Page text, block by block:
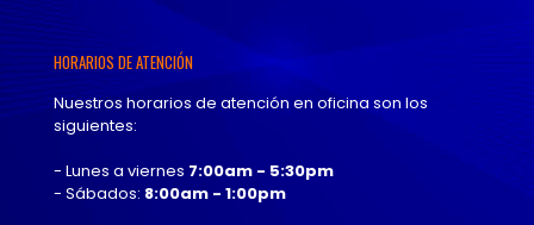
HORARIOS DE ATENCIÓN
Nuestros horarios de atención en oficina son los
siguientes:
- Lunes a viernes 7:00am - 5:30pm
- Sábados: 8:00am - 1:00pm